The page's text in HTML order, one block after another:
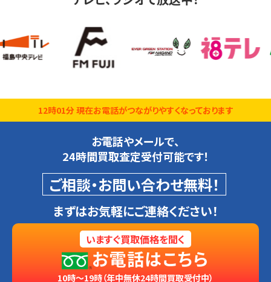
12時01分 現在お電話がつながりやすくなっております
お電話やメールで、
24時間買取査定受付可能です！
ご相談・お問い合わせ無料！
まずはお気軽にご連絡ください！
いますぐ買取価格を聞く
お電話はこちら
10時～19時（年中無休24時間買取受付中）